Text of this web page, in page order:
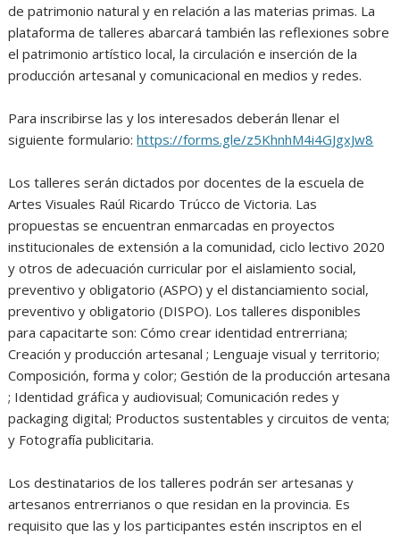
de patrimonio natural y en relación a las materias primas. La
plataforma de talleres abarcará también las reflexiones sobre
el patrimonio artístico local, la circulación e inserción de la
producción artesanal y comunicacional en medios y redes.
Para inscribirse las y los interesados deberán llenar el
siguiente formulario:https://forms.gle/z5KhnhM4i4GJgxJw8
Los talleres serán dictados por docentes de la escuela de
Artes Visuales Raúl Ricardo Trúcco de Victoria. Las
propuestas se encuentran enmarcadas en proyectos
institucionales de extensión a la comunidad, ciclo lectivo 2020
y otros de adecuación curricular por el aislamiento social,
preventivo y obligatorio (ASPO) y el distanciamiento social,
preventivo y obligatorio (DISPO). Los talleres disponibles
para capacitarte son: Cómo crear identidad entrerriana;
Creación y producción artesanal ; Lenguaje visual y territorio;
Composición, forma y color; Gestión de la producción artesana
; Identidad gráfica y audiovisual; Comunicación redes y
packaging digital; Productos sustentables y circuitos de venta;
y Fotografía publicitaria.
Los destinatarios de los talleres podrán ser artesanas y
artesanos entrerrianos o que residan en la provincia. Es
requisito que las y los participantes estén inscriptos en el